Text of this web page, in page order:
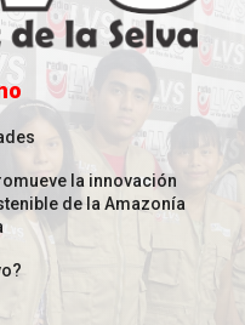
la innovación
de la Amazonía